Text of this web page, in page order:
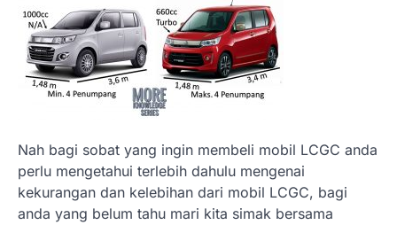
Nah bagi sobat yang ingin membeli mobil LCGC anda
perlu mengetahui terlebih dahulu mengenai
kekurangan dan kelebihan dari mobil LCGC, bagi
anda yang belum tahu mari kita simak bersama